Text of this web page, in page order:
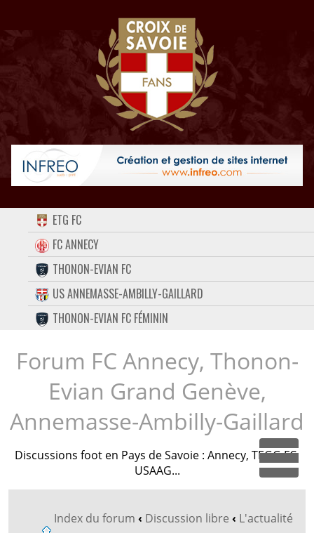
ACCUEIL
FORUM
CONTACT
FACEBOOK
TWITTER
INSTAGRAM
ETG FC
FC ANNECY
THONON-EVIAN FC
US ANNEMASSE-AMBILLY-GAILLARD
THONON-EVIAN FC FÉMININ
Forum FC Annecy, Thonon-
Evian Grand Genève,
Annemasse-Ambilly-Gaillard
Discussions foot en Pays de Savoie : Annecy, TEGG FC,
USAAG...
Index du forum ‹ Discussion libre ‹ L'actualité